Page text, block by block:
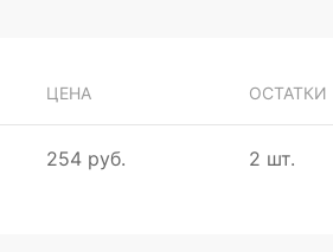
ЦЕНА ОСТАТКИ
254 руб. 2 шт.